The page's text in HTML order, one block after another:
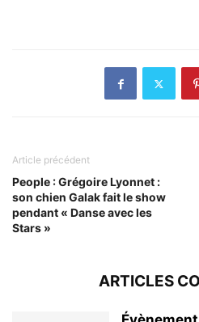
Article précédent
People : Grégoire Lyonnet :
son chien Galak fait le show
pendant « Danse avec les
Stars »
ARTICLES